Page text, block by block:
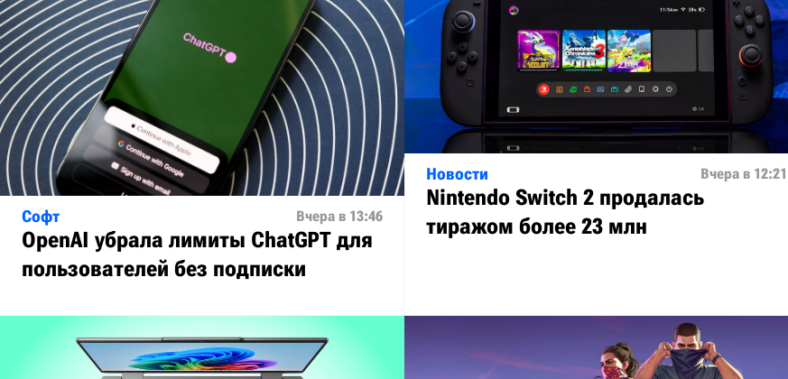
Софт Вчера в 13:46
OpenAI убрала лимиты ChatGPT для
пользователей без подписки
Новости Вчера в 12:21
Nintendo Switch 2 продалась
тиражом более 23 млн